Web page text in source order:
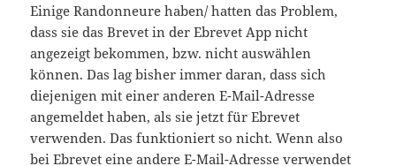
Einige Randonneure haben/ hatten das Problem,
dass sie das Brevet in der Ebrevet App nicht
angezeigt bekommen, bzw. nicht auswählen
können. Das lag bisher immer daran, dass sich
diejenigen mit einer anderen E-Mail-Adresse
angemeldet haben, als sie jetzt für Ebrevet
verwenden. Das funktioniert so nicht. Wenn also
bei Ebrevet eine andere E-Mail-Adresse verwendet